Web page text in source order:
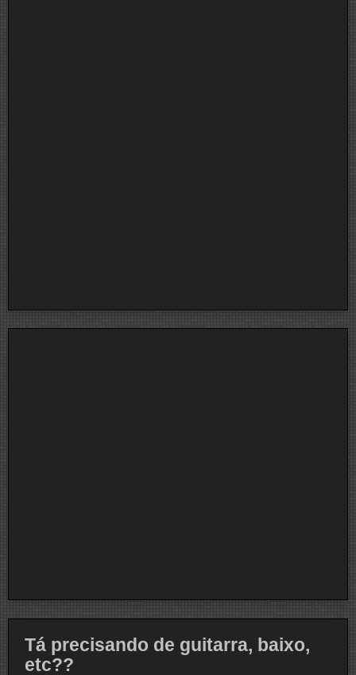
Tá precisando de guitarra, baixo,
etc??